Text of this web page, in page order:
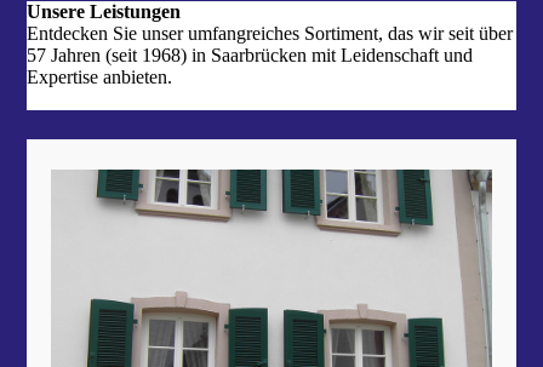
Unsere Leistungen
Entdecken Sie unser umfangreiches Sortiment, das wir seit über
57 Jahren (seit 1968) in Saarbrücken mit Leidenschaft und
Expertise anbieten.